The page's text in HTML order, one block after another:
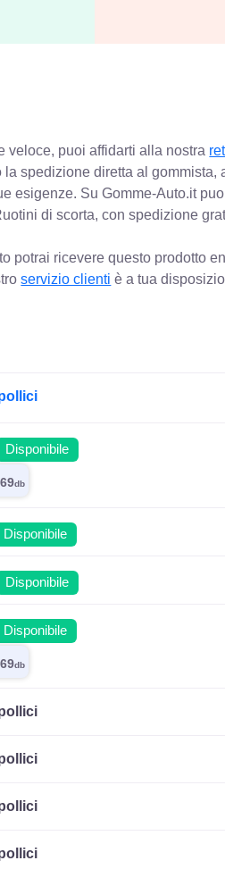
veloce, puoi affidarti alla nostra
spedizione diretta al
esigenze. Su Gomme-Auto.it
di scorta, con spedizione
potrai ricevere questo prodotto
servizio clienti è a tua
Disponibile
Disponibile
Disponibile
Disponibile